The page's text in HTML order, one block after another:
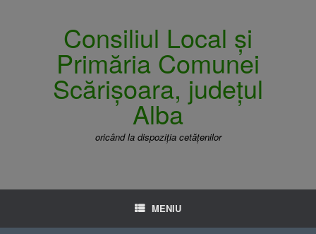
Consiliul Local și
Primăria Comunei
Scărișoara, județul
Alba
oricând la dispoziția cetățenilor
MENIU